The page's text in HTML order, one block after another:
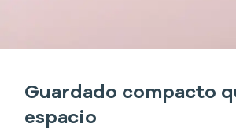
Guardado compacto
espacio